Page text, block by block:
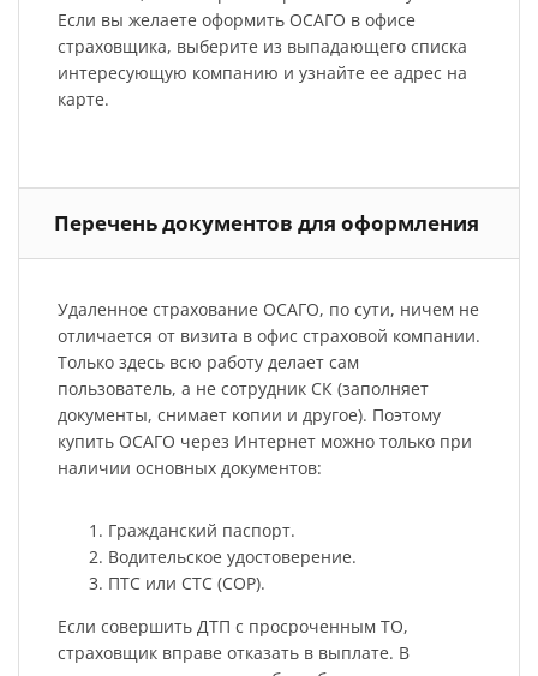
Если вы желаете оформить ОСАГО в офисе
страховщика, выберите из выпадающего списка
интересующую компанию и узнайте ее адрес на
карте.
Перечень документов для оформления
Удаленное страхование ОСАГО, по сути, ничем не
отличается от визита в офис страховой компании.
Только здесь всю работу делает сам
пользователь, а не сотрудник СК (заполняет
документы, снимает копии и другое). Поэтому
купить ОСАГО через Интернет можно только при
наличии основных документов:
Гражданский паспорт.
Водительское удостоверение.
ПТС или СТС (СОР).
Если совершить ДТП с просроченным ТО,
страховщик вправе отказать в выплате. В